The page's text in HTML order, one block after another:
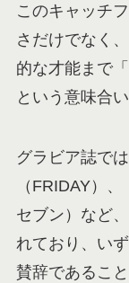
このキャッチ
さだけでなく
的な才能まで
という意味合
グラビア誌で
（FRIDAY）
セブン）など
れており、い
賛辞であるこ